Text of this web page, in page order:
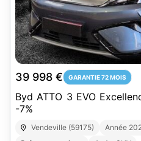
39 998 € GARANTIE 72 MOIS
Byd ATTO 3 EVO
-7%
Vendeville (59175) Année